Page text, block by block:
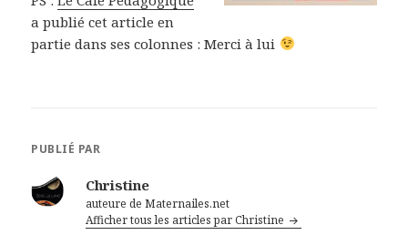
a publié cet article en
partie dans ses colonnes : Merci à lui
PUBLIÉ PAR
Christine
auteure de Maternailes.net
Afficher tous les articles par Christine